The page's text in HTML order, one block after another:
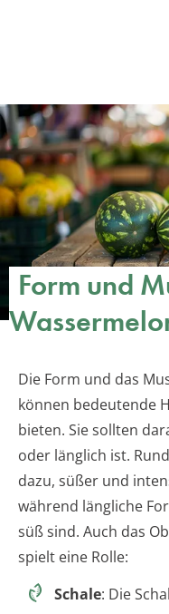
Form und
Die Form und das
können bedeutende
bieten. Sie sollten
oder länglich ist.
dazu, süßer und
während längliche
süß sind. Auch das
spielt eine Rolle:
Schale: Die